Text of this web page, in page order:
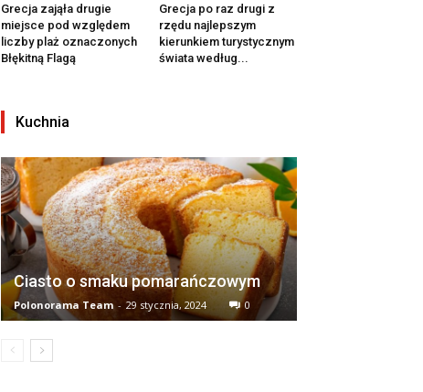
Grecja zająła drugie
miejsce pod względem
liczby plaż oznaczonych
Błękitną Flagą
Grecja po raz drugi z
rzędu najlepszym
kierunkiem turystycznym
świata według...
Kuchnia
Ciasto o smaku pomarańczowym
Polonorama Team - 29 stycznia, 2024 0